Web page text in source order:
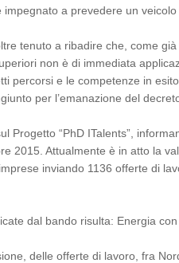
a prevedere un
tenuto a ribadire che, come
non è di immediata
percorsi e le competenze in
per l’emanazione del
Progetto “PhD ITalents”,
2015. Attualmente è in atto la
inviando 1136 offerte di
dal bando risulta: Energia
delle offerte di lavoro, fra